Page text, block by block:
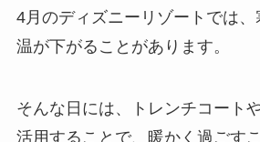
4月のディズニーリゾートでは
温が下がることがあります。
そんな日には、トレンチコート
活用することで、暖かく過ごす